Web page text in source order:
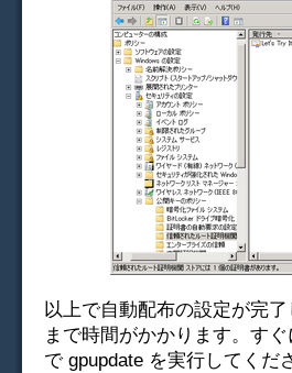
以上で自動配布の設定が完
まで時間がかかります。す
で gpupdate を実行してくだ